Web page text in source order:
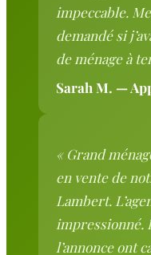
impeccable.
demandé si
de ménage à
Sarah M. —
« Grand
en vente de
Lambert.
impressionné.
l’annonce ont